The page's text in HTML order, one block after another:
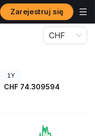
Zarejestruj się
CHF
1Y
CHF 74.309594